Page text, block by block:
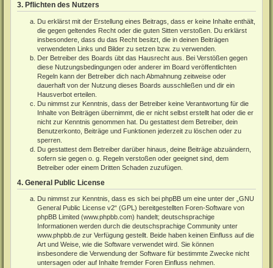
3. Pflichten des Nutzers
Du erklärst mit der Erstellung eines Beitrags, dass er keine Inhalte enthält,
die gegen geltendes Recht oder die guten Sitten verstoßen. Du erklärst
insbesondere, dass du das Recht besitzt, die in deinen Beiträgen
verwendeten Links und Bilder zu setzen bzw. zu verwenden.
Der Betreiber des Boards übt das Hausrecht aus. Bei Verstößen gegen
diese Nutzungsbedingungen oder anderer im Board veröffentlichten
Regeln kann der Betreiber dich nach Abmahnung zeitweise oder
dauerhaft von der Nutzung dieses Boards ausschließen und dir ein
Hausverbot erteilen.
Du nimmst zur Kenntnis, dass der Betreiber keine Verantwortung für die
Inhalte von Beiträgen übernimmt, die er nicht selbst erstellt hat oder die er
nicht zur Kenntnis genommen hat. Du gestattest dem Betreiber, dein
Benutzerkonto, Beiträge und Funktionen jederzeit zu löschen oder zu
sperren.
Du gestattest dem Betreiber darüber hinaus, deine Beiträge abzuändern,
sofern sie gegen o. g. Regeln verstoßen oder geeignet sind, dem
Betreiber oder einem Dritten Schaden zuzufügen.
4. General Public License
Du nimmst zur Kenntnis, dass es sich bei phpBB um eine unter der „GNU
General Public License v2“ (GPL) bereitgestellten Foren-Software von
phpBB Limited (www.phpbb.com) handelt; deutschsprachige
Informationen werden durch die deutschsprachige Community unter
www.phpbb.de zur Verfügung gestellt. Beide haben keinen Einfluss auf die
Art und Weise, wie die Software verwendet wird. Sie können
insbesondere die Verwendung der Software für bestimmte Zwecke nicht
untersagen oder auf Inhalte fremder Foren Einfluss nehmen.